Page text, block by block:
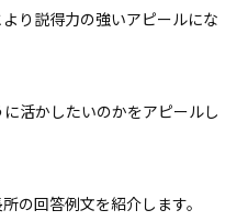
り説得力の強いアピールにな
活かしたいのかをアピールし
の回答例文を紹介します。